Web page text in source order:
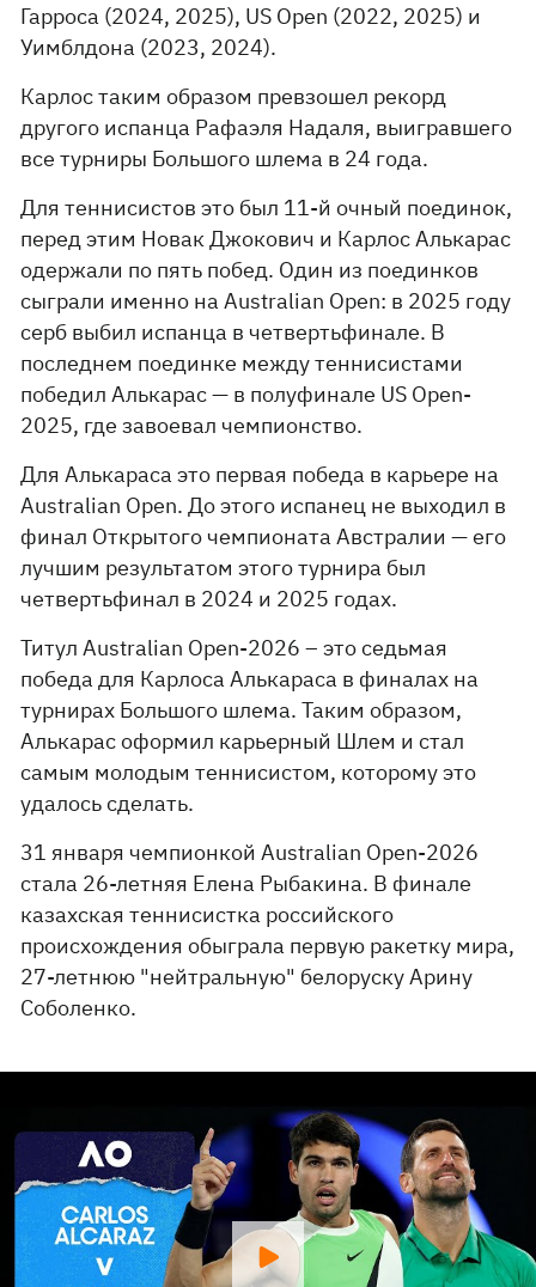
Гарроса (2024, 2025), US Open (2022, 2025) и
Уимблдона (2023, 2024).
Карлос таким образом превзошел рекорд
другого испанца Рафаэля Надаля, выигравшего
все турниры Большого шлема в 24 года.
Для теннисистов это был 11-й очный поединок,
перед этим Новак Джокович и Карлос Алькарас
одержали по пять побед. Один из поединков
сыграли именно на Australian Open: в 2025 году
серб выбил испанца в четвертьфинале. В
последнем поединке между теннисистами
победил Алькарас — в полуфинале US Open-
2025, где завоевал чемпионство.
Для Алькараса это первая победа в карьере на
Australian Open. До этого испанец не выходил в
финал Открытого чемпионата Австралии — его
лучшим результатом этого турнира был
четвертьфинал в 2024 и 2025 годах.
Титул Australian Open-2026 – это седьмая
победа для Карлоса Алькараса в финалах на
турнирах Большого шлема. Таким образом,
Алькарас оформил карьерный Шлем и стал
самым молодым теннисистом, которому это
удалось сделать.
31 января чемпионкой Australian Open-2026
стала 26-летняя Елена Рыбакина. В финале
казахская теннисистка российского
происхождения обыграла первую ракетку мира,
27-летнюю "нейтральную" белоруску Арину
Соболенко.